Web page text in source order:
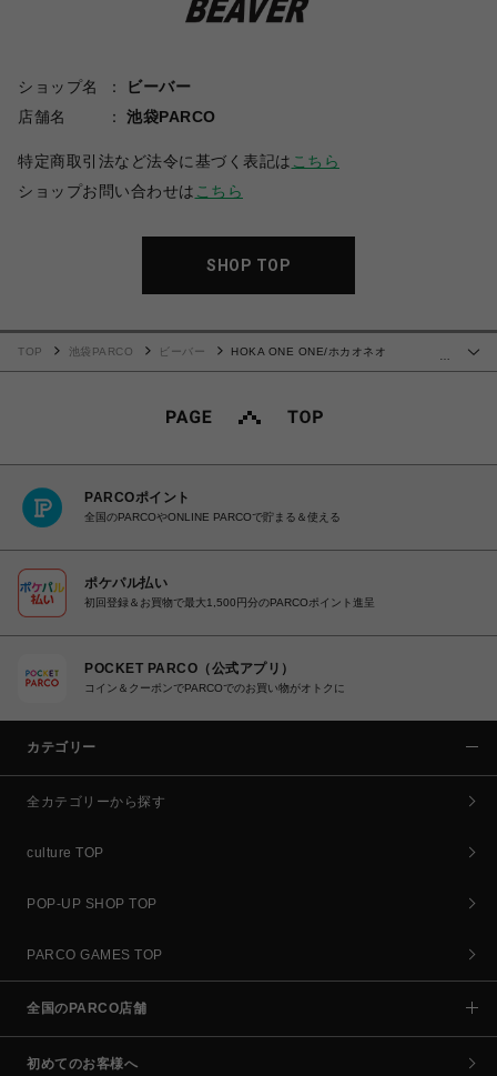
ショップ名
ビーバー
店舗名
池袋PARCO
特定商取引法など法令に基づく表記は こちら
ショップお問い合わせは こちら
SHOP TOP
TOP 池袋PARCO ビーバー
HOKA ONE ONE/ホカオネオ
PARCOポイント
全国のPARCOやONLINE PARCOで貯まる＆使える
ポケパル払い
初回登録＆お買物で最大1,500円分のPARCOポイント進呈
POCKET PARCO（公式アプリ）
コイン＆クーポンでPARCOでのお買い物がオトクに
カテゴリー
全カテゴリーから探す
culture TOP
POP-UP SHOP TOP
PARCO GAMES TOP
全国のPARCO店舗
初めてのお客様へ